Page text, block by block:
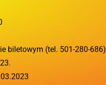
biletowym (tel. 501-280-686)